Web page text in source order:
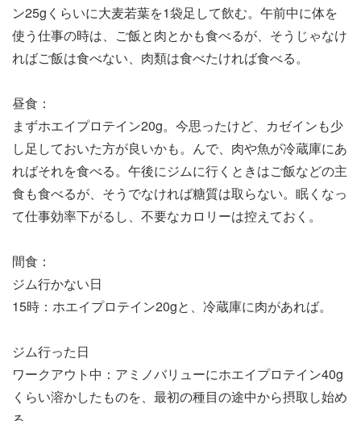
ン25gくらいに大麦若葉を1袋足して飲む。午前中に体を
使う仕事の時は、ご飯と肉とかも食べるが、そうじゃなけ
ればご飯は食べない、肉類は食べたければ食べる。
昼食：
まずホエイプロテイン20g。今思ったけど、カゼインも少
し足しておいた方が良いかも。んで、肉や魚が冷蔵庫にあ
ればそれを食べる。午後にジムに行くときはご飯などの主
食も食べるが、そうでなければ糖質は取らない。眠くなっ
て仕事効率下がるし、不要なカロリーは控えておく。
間食：
ジム行かない日
15時：ホエイプロテイン20gと、冷蔵庫に肉があれば。
ジム行った日
ワークアウト中：アミノバリューにホエイプロテイン40g
くらい溶かしたものを、最初の種目の途中から摂取し始め